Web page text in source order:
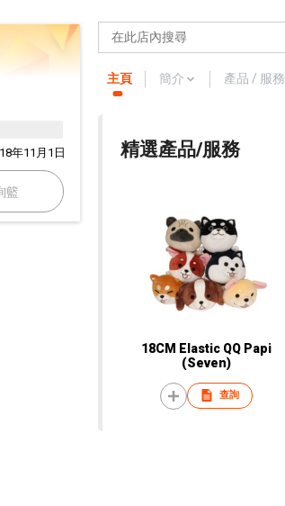
年11月1日
籃
主頁 簡介 產品 / 服務
精選產品/服務
18CM Elastic QQ Papi
(Seven)
查詢